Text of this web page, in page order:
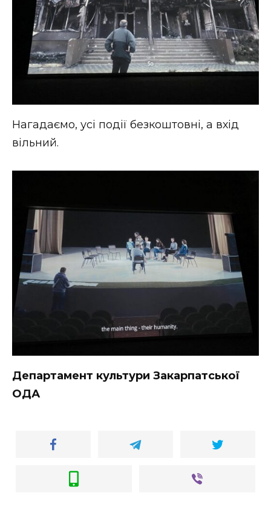
Нагадаємо, усі події безкоштовні, а вхід
вільний.
Департамент культури Закарпатської
ОДА